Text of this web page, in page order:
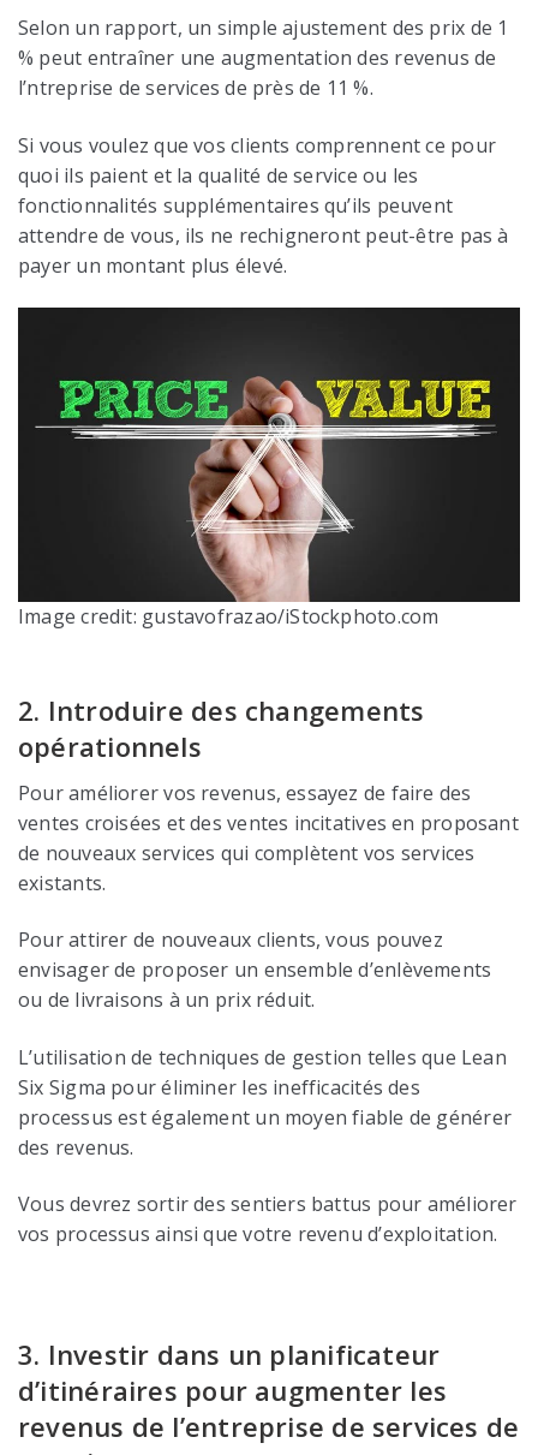
Selon un rapport, un simple ajustement des prix de 1
% peut entraîner une augmentation des revenus de
l’ntreprise de services de près de 11 %.
Si vous voulez que vos clients comprennent ce pour
quoi ils paient et la qualité de service ou les
fonctionnalités supplémentaires qu’ils peuvent
attendre de vous, ils ne rechigneront peut-être pas à
payer un montant plus élevé.
Image credit: gustavofrazao/iStockphoto.com
2. Introduire des changements
opérationnels
Pour améliorer vos revenus, essayez de faire des
ventes croisées et des ventes incitatives en proposant
de nouveaux services qui complètent vos services
existants.
Pour attirer de nouveaux clients, vous pouvez
envisager de proposer un ensemble d’enlèvements
ou de livraisons à un prix réduit.
L’utilisation de techniques de gestion telles que Lean
Six Sigma pour éliminer les inefficacités des
processus est également un moyen fiable de générer
des revenus.
Vous devrez sortir des sentiers battus pour améliorer
vos processus ainsi que votre revenu d’exploitation.
3. Investir dans un planificateur
d’itinéraires pour augmenter les
revenus de l’entreprise de services de